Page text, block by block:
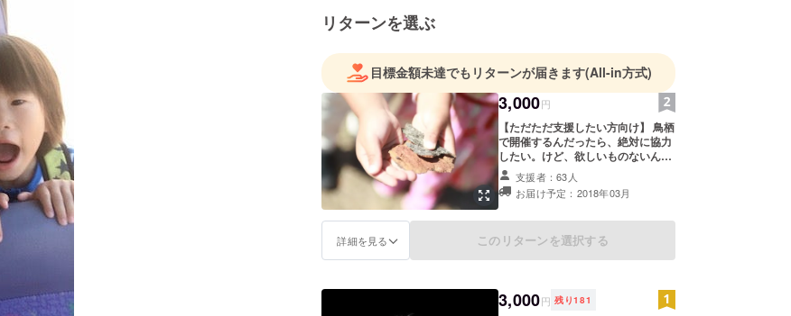
リターンを選ぶ
目標金額未達でもリターンが届きます(All-in方式)
3,000円
【ただただ支援したい方向け】 鳥栖
で開催するんだったら、絶対に協力
したい。けど、欲しいものないんだ
よね〜。という方にオススメのリ
ターンです。 と言っても、何もない
のは心苦しいので、開催期間中の様
支援者：63人
お届け予定：2018年03月
詳細を見る このリターンを選択する
3,000円 残り181